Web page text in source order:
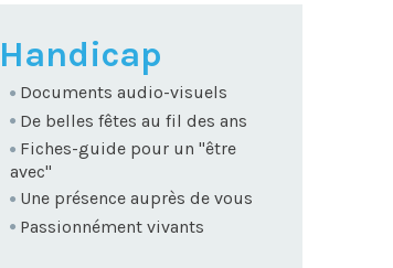
NAVIGATION
Handicap
Documents audio-visuels
De belles fêtes au fil des ans
Fiches-guide pour un "être
avec"
Une présence auprès de vous
Passionnément vivants